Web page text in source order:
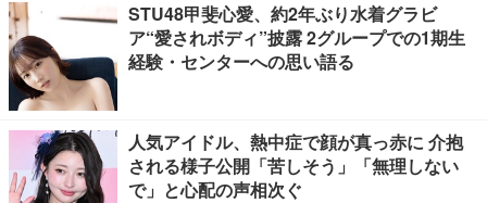
STU48甲斐心愛、約2年ぶり水着グラビ
ア“愛されボディ”披露 2グループでの1期生
経験・センターへの思い語る
人気アイドル、熱中症で顔が真っ赤に 介抱
される様子公開「苦しそう」「無理しない
で」と心配の声相次ぐ